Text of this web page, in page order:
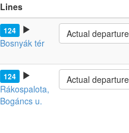
Lines
124
Bosnyák tér
Actual
124
Rákospalota,
Bogáncs u.
Actual